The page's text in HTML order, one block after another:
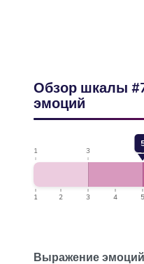
Обзор шкалы
эмоций
1 3
1 2 3 4 5
Выражение эмоций